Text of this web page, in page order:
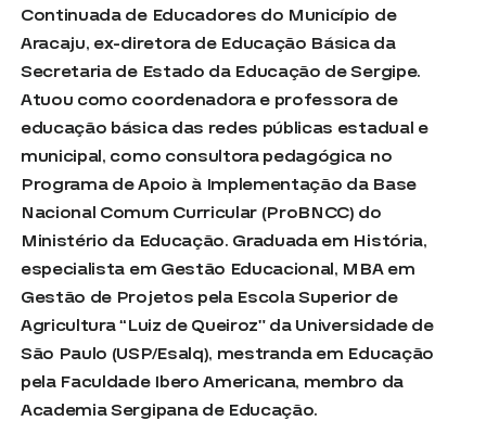
Continuada de Educadores do Município de
Aracaju, ex-diretora de Educação Básica da
Secretaria de Estado da Educação de Sergipe.
Atuou como coordenadora e professora de
educação básica das redes públicas estadual e
municipal, como consultora pedagógica no
Programa de Apoio à Implementação da Base
Nacional Comum Curricular (ProBNCC) do
Ministério da Educação. Graduada em História,
especialista em Gestão Educacional, MBA em
Gestão de Projetos pela Escola Superior de
Agricultura “Luiz de Queiroz” da Universidade de
São Paulo (USP/Esalq), mestranda em Educação
pela Faculdade Ibero Americana, membro da
Academia Sergipana de Educação.